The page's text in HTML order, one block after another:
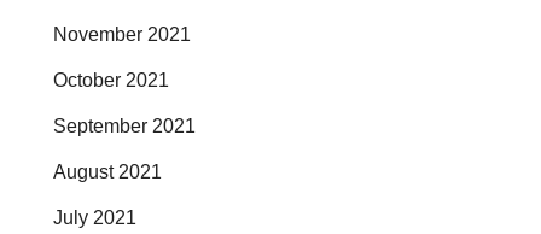
November 2021
October 2021
September 2021
August 2021
July 2021